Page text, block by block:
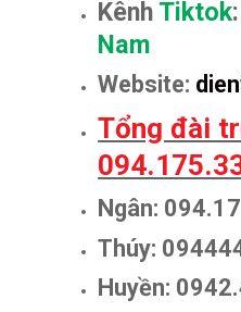
Kênh Tiktok
Nam
Website:
Tổng đài
Ngân:
Thúy:
Huyền: